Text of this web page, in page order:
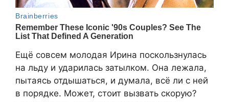
Ещё совсем молодая Ирина поскользнулась
на льду и ударилась затылком. Она лежала,
пытаясь отдышаться, и думала, всё ли с ней
в порядке. Может, стоит вызвать скорую?